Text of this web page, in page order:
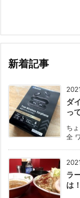
新着記事
ダ
っ
ち
全
ラ
は